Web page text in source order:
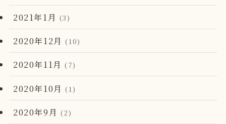
2021年1月 (3)
2020年12月 (10)
2020年11月 (7)
2020年10月 (1)
2020年9月 (2)